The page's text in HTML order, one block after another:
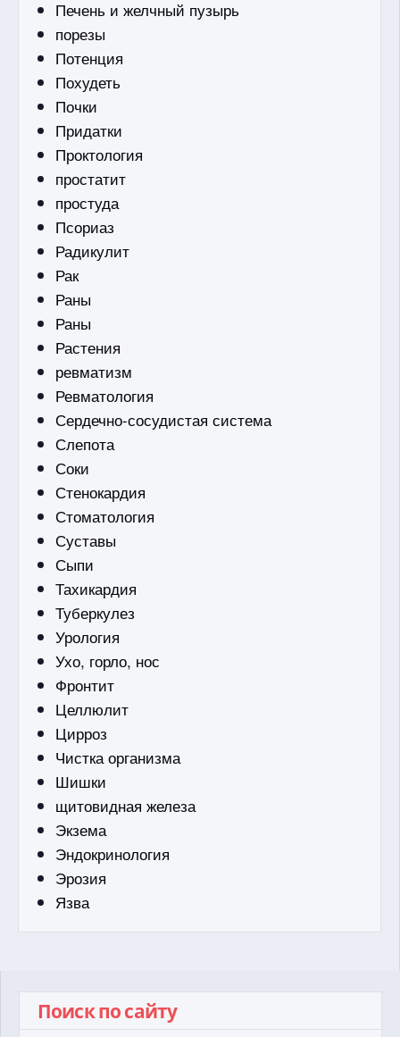
Печень и желчный пузырь
порезы
Потенция
Похудеть
Почки
Придатки
Проктология
простатит
простуда
Псориаз
Радикулит
Рак
Раны
Раны
Растения
ревматизм
Ревматология
Сердечно-сосудистая система
Слепота
Соки
Стенокардия
Стоматология
Суставы
Сыпи
Тахикардия
Туберкулез
Урология
Ухо, горло, нос
Фронтит
Целлюлит
Цирроз
Чистка организма
Шишки
щитовидная железа
Экзема
Эндокринология
Эрозия
Язва
Поиск по сайту